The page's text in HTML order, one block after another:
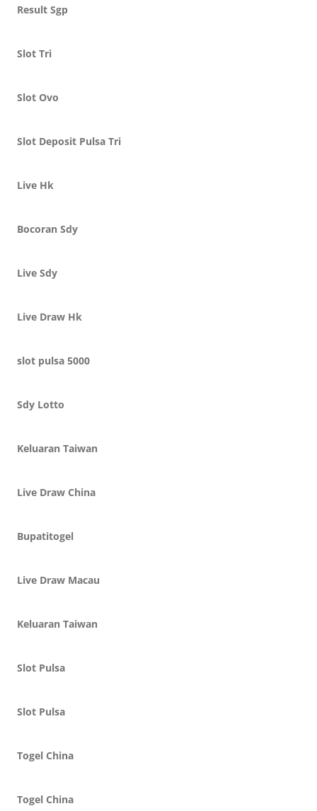
Result Sgp
Slot Tri
Slot Ovo
Slot Deposit Pulsa Tri
Live Hk
Bocoran Sdy
Live Sdy
Live Draw Hk
slot pulsa 5000
Sdy Lotto
Keluaran Taiwan
Live Draw China
Bupatitogel
Live Draw Macau
Keluaran Taiwan
Slot Pulsa
Slot Pulsa
Togel China
Togel China